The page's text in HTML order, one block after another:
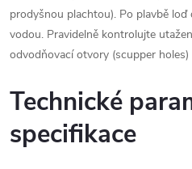
prodyšnou plachtou). Po plavbě
vodou. Pravidelně kontrolujte
odvodňovací otvory (scupper
Technické
specifikace